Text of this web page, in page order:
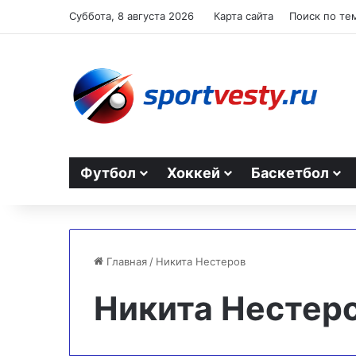
Суббота, 8 августа 2026 Карта сайта Поиск по
Футбол Хоккей Баскетбол
Главная / Никита Нестеров
Никита
Поражение
Рейнджерс